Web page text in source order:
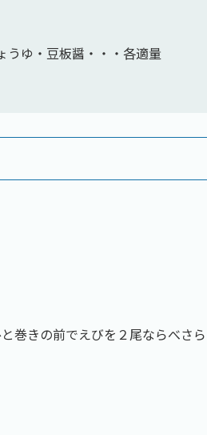
うゆ・豆板醤・・・各適量
巻きの前でえびを２尾ならべさら